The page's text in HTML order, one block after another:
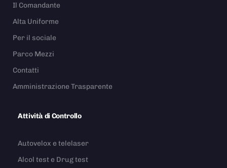
Il Comandante
Alta Uniforme
Per il sociale
Parco Mezzi
Contatti
Amministrazione Trasparente
Attività di Controllo
Autovelox e telelaser
Alcol test e Drug test